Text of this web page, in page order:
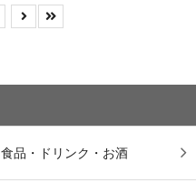
食品・ドリンク・お酒